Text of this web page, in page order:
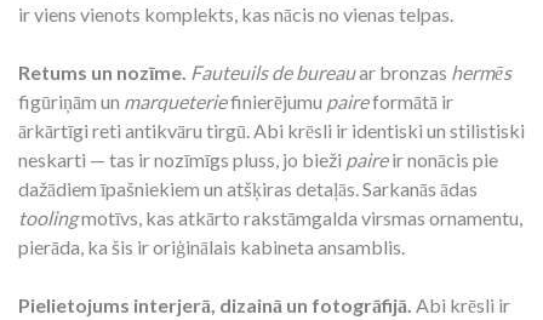
ir viens vienots komplekts, kas nācis no vienas telpas.
Retums un nozīme. Fauteuils de bureauar bronzas hermēs
figūriņām un marqueteriefinierējumu paireformātā ir
ārkārtīgi reti antikvāru tirgū. Abi krēsli ir identiski un stilistiski
neskarti — tas ir nozīmīgs pluss, jo bieži paireir nonācis pie
dažādiem īpašniekiem un atšķiras detaļās. Sarkanās ādas
toolingmotīvs, kas atkārto rakstāmgalda virsmas ornamentu,
pierāda, ka šis ir oriģinālais kabineta ansamblis.
Pielietojums interjerā, dizainā un fotogrāfijā. Abi krēsli ir